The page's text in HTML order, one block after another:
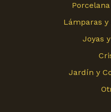
Lámparas y
Joyas
Jardín y